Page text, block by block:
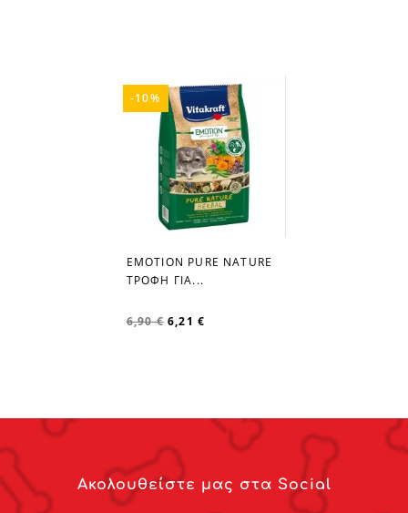
favorite_border
EMOTION PURE NATURE
ΤΡΟΦΗ ΓΙΑ...
6,90 € 6,21 €
-10%
Ακολουθείστε μας στα Social